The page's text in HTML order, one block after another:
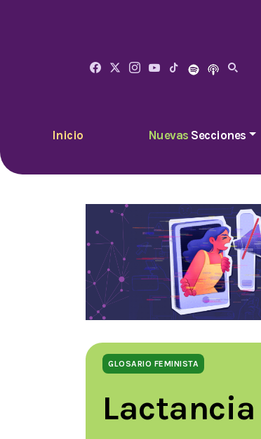
Inicio Nuevas Secciones
GLOSARIO FEMINISTA